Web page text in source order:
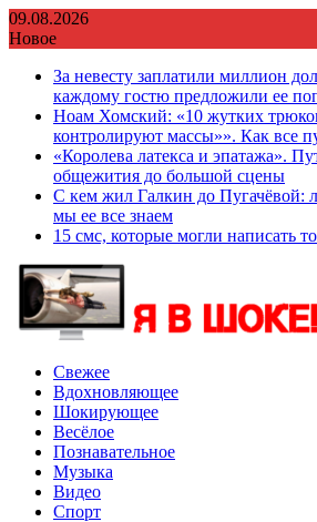
Перейти
к
09.08.2026
Новое
За невесту заплатили миллион
каждому гостю предложили ее
Ноам Хомский: «10 жутких
контролируют массы»». Как все
«Королева латекса и эпатажа».
общежития до большой сцены
С кем жил Галкин до Пугачёвой:
мы ее все знаем
15 смс, которые могли написать
Свежее
Вдохновляющее
Шокирующее
Весёлое
Познавательное
Музыка
Видео
Спорт